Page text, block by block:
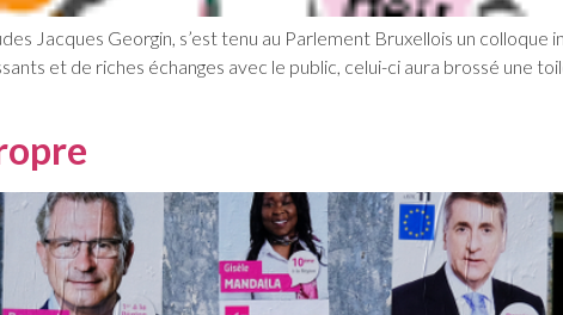
Jacques Georgin, s’est tenu au Parlement Bruxellois un colloque
et de riches échanges avec le public, celui-ci aura brossé une